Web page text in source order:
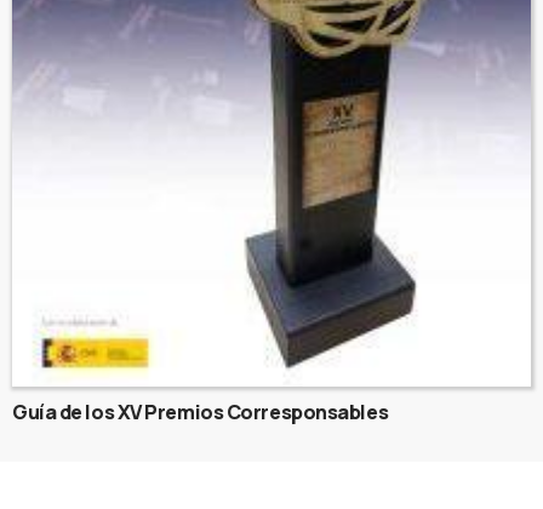
Guía de los XV Premios Corresponsables